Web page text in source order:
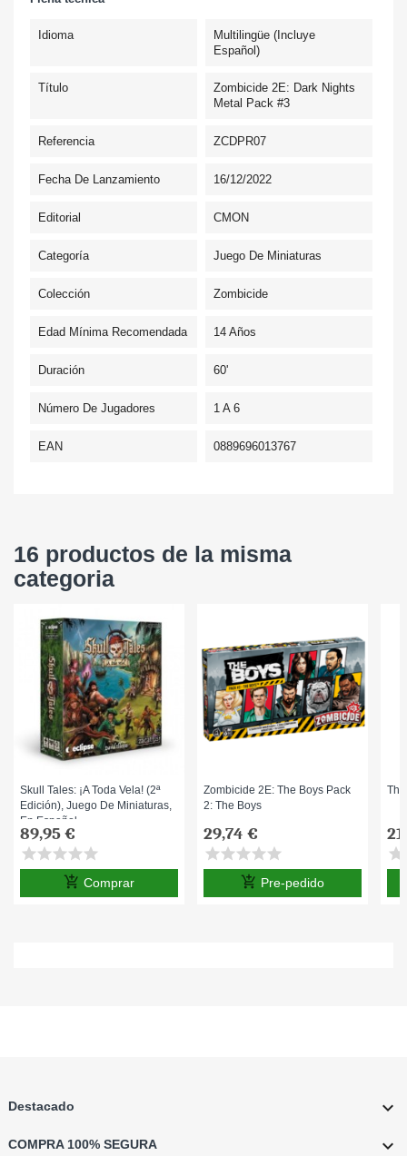
Idioma
Multilingüe (incluye
Español)
Título
Zombicide 2E: Dark Nights
Metal Pack #3
Referencia ZCDPR07
Fecha De Lanzamiento 16/12/2022
Editorial CMON
Categoría Juego De Miniaturas
Colección Zombicide
Edad Mínima Recomendada 14 Años
Duración 60'
Número De Jugadores 1 A 6
EAN 0889696013767
16 productos de la misma
categoria
Skull Tales: ¡A Toda Vela! (2ª
Edición), Juego De Miniaturas,
En Español
89,95 €
starstarstarstarstar
add_shopping_cart Comprar
Zombicide 2E: The Boys Pack
2: The Boys
29,74 €
starstarstarstarstar
add_shopping_cart Pre-pedido
star
Destacado 
COMPRA 100% SEGURA 